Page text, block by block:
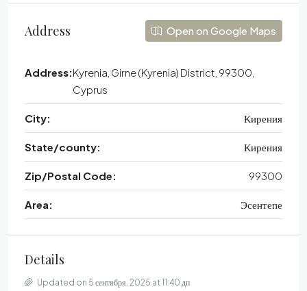
Address Open on Google Maps
Address:Kyrenia, Girne (Kyrenia) District, 99300,
Cyprus
City: Кирения
State/county: Кирения
Zip/Postal Code: 99300
Area: Эсентепе
Details
Updated on 5 сентября, 2025 at 11:40 дп